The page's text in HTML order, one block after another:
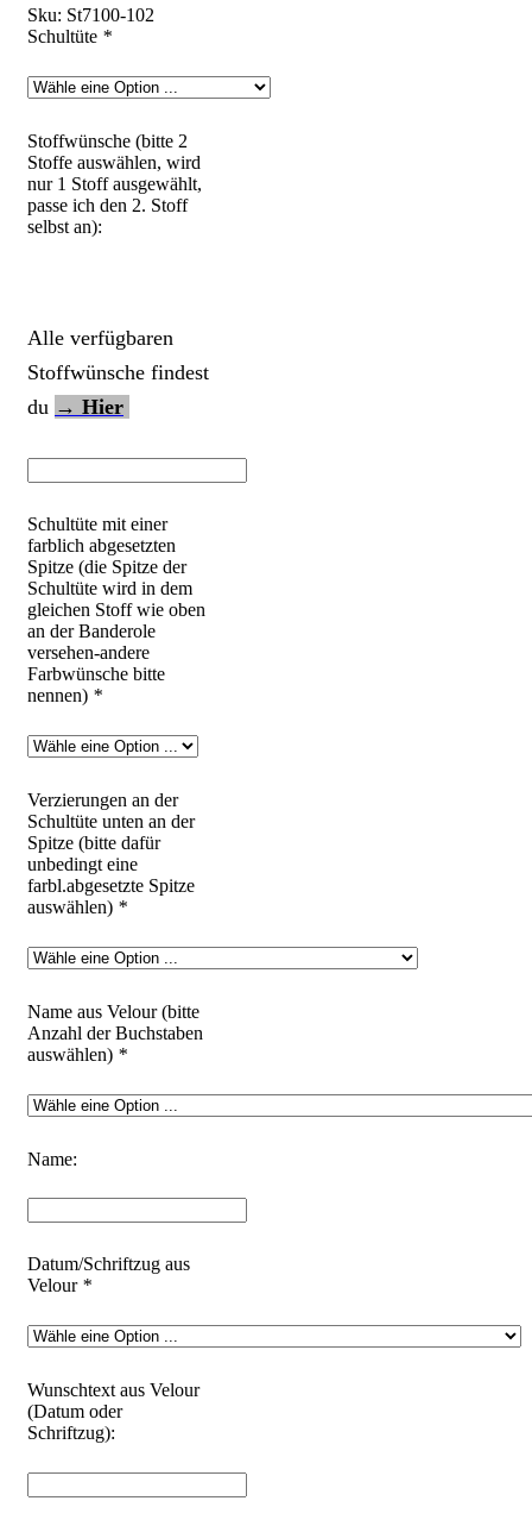
Sku: St7100-102
Schultüte *
Stoffwünsche (bitte 2
Stoffe auswählen, wird
nur 1 Stoff ausgewählt,
passe ich den 2. Stoff
selbst an):
Alle verfügbaren
Stoffwünsche findest
du → Hier
Schultüte mit einer
farblich abgesetzten
Spitze (die Spitze der
Schultüte wird in dem
gleichen Stoff wie oben
an der Banderole
versehen-andere
Farbwünsche bitte
nennen) *
Verzierungen an der
Schultüte unten an der
Spitze (bitte dafür
unbedingt eine
farbl.abgesetzte Spitze
auswählen) *
Name aus Velour (bitte
Anzahl der Buchstaben
auswählen) *
Name:
Datum/Schriftzug aus
Velour *
Wunschtext aus Velour
(Datum oder
Schriftzug):